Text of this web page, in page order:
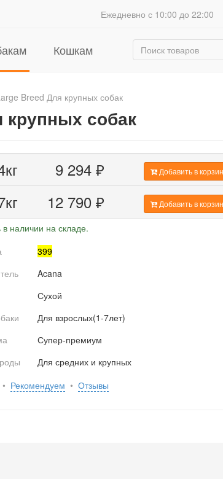
Ежедневно с 10:00 до 22:00
Кошкам
Breed Для крупных собак
собак
9 294 ₽ Добавить в
12 790 ₽ Добавить в
в наличии на складе.
399
Acana
Сухой
Для взрослых(1-7лет)
Супер-премиум
Для средних и крупных
• Рекомендуем • Отзывы